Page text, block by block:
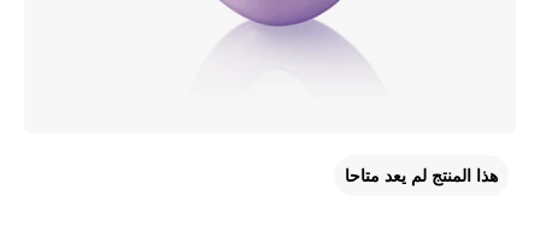
هذا المنتج لم يعد متاحا